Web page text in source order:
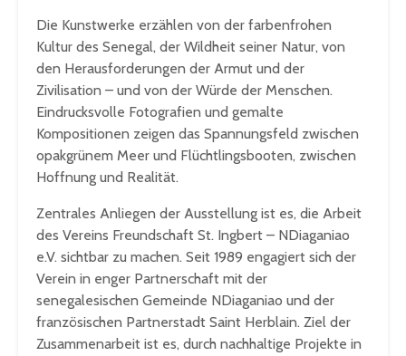
Die Kunstwerke erzählen von der farbenfrohen
Kultur des Senegal, der Wildheit seiner Natur, von
den Herausforderungen der Armut und der
Zivilisation – und von der Würde der Menschen.
Eindrucksvolle Fotografien und gemalte
Kompositionen zeigen das Spannungsfeld zwischen
opakgrünem Meer und Flüchtlingsbooten, zwischen
Hoffnung und Realität.
Zentrales Anliegen der Ausstellung ist es, die Arbeit
des Vereins Freundschaft St. Ingbert – NDiaganiao
e.V. sichtbar zu machen. Seit 1989 engagiert sich der
Verein in enger Partnerschaft mit der
senegalesischen Gemeinde NDiaganiao und der
französischen Partnerstadt Saint Herblain. Ziel der
Zusammenarbeit ist es, durch nachhaltige Projekte in